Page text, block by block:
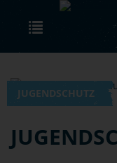
Skip to main content
JUGENDSCHUTZ